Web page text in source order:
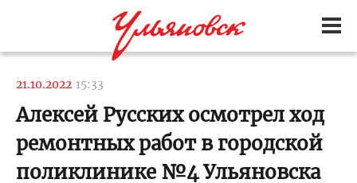
21.10.2022 15:33
Алексей Русских осмотрел ход
ремонтных работ в городской
поликлинике №4 Ульяновска